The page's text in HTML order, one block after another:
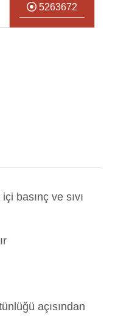
5263672
basınç ve sıvı
açısından